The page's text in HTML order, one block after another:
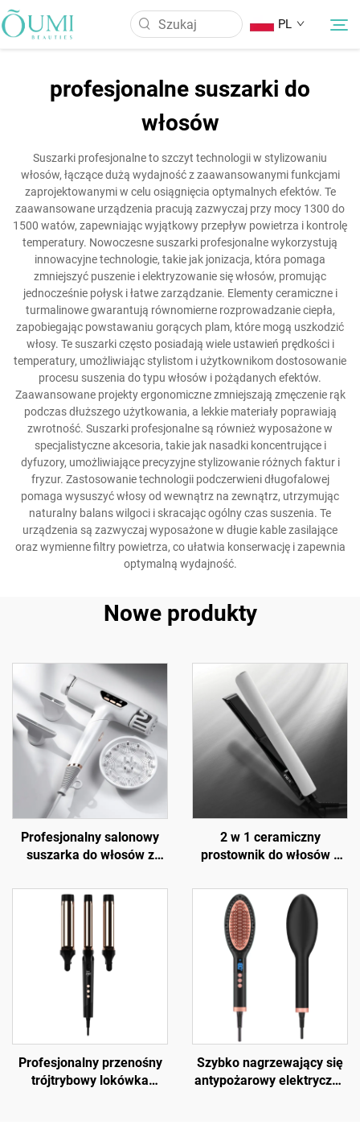
PL
Produkty
Aktualności
Aplikacja
Skontaktuj się z nami
profesjonalne suszarki do
włosów
Suszarki profesjonalne to szczyt technologii w stylizowaniu
włosów, łączące dużą wydajność z zaawansowanymi funkcjami
zaprojektowanymi w celu osiągnięcia optymalnych efektów. Te
zaawansowane urządzenia pracują zazwyczaj przy mocy 1300 do
1500 watów, zapewniając wyjątkowy przepływ powietrza i kontrolę
temperatury. Nowoczesne suszarki profesjonalne wykorzystują
innowacyjne technologie, takie jak jonizacja, która pomaga
zmniejszyć puszenie i elektryzowanie się włosów, promując
jednocześnie połysk i łatwe zarządzanie. Elementy ceramiczne i
turmalinowe gwarantują równomierne rozprowadzanie ciepła,
zapobiegając powstawaniu gorących plam, które mogą uszkodzić
włosy. Te suszarki często posiadają wiele ustawień prędkości i
temperatury, umożliwiając stylistom i użytkownikom dostosowanie
procesu suszenia do typu włosów i pożądanych efektów.
Zaawansowane projekty ergonomiczne zmniejszają zmęczenie rąk
podczas dłuższego użytkowania, a lekkie materiały poprawiają
zwrotność. Suszarki profesjonalne są również wyposażone w
specjalistyczne akcesoria, takie jak nasadki koncentrujące i
dyfuzory, umożliwiające precyzyjne stylizowanie różnych faktur i
fryzur. Zastosowanie technologii podczerwieni długofalowej
pomaga wysuszyć włosy od wewnątrz na zewnątrz, utrzymując
naturalny balans wilgoci i skracając ogólny czas suszenia. Te
urządzenia są zazwyczaj wyposażone w długie kable zasilające
oraz wymienne filtry powietrza, co ułatwia konserwację i zapewnia
optymalną wydajność.
Nowe produkty
Profesjonalny salonowy
suszarka do włosów z
składana, jonowa, daleka
podczerwień
2 w 1 ceramiczny
prostownik do włosów z
Profesjonalny przenośny
trójtrybowy lokówka
Szybko nagrzewający się
antypożarowy elektryczny